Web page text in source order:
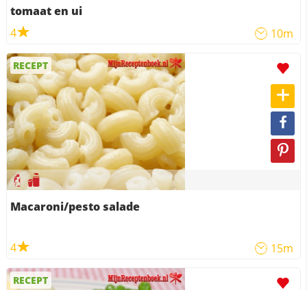
tomaat en ui
4
10m
RECEPT
Macaroni/pesto salade
4 15m
RECEPT